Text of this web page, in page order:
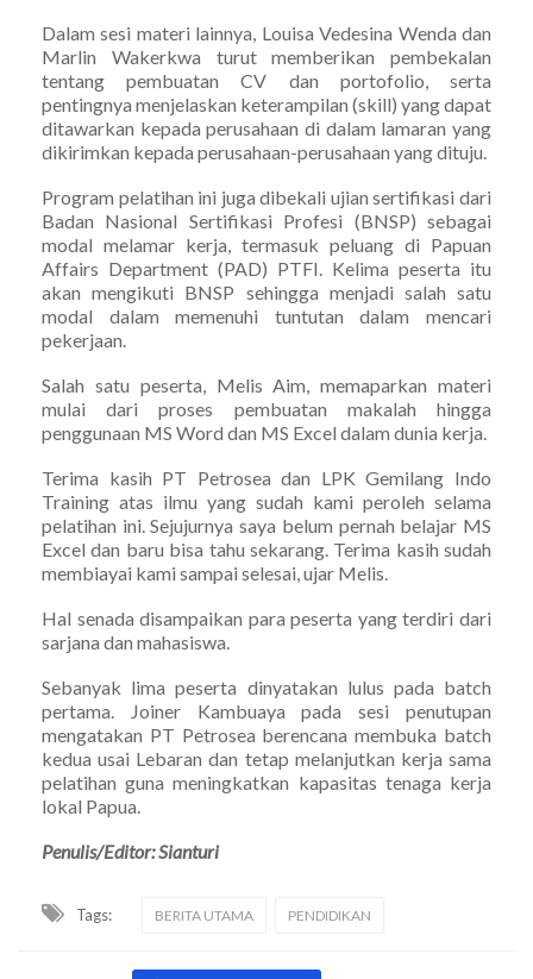
Dalam sesi materi lainnya, Louisa Vedesina Wenda dan
Marlin Wakerkwa turut memberikan pembekalan
tentang pembuatan CV dan portofolio, serta
pentingnya menjelaskan keterampilan (skill) yang dapat
ditawarkan kepada perusahaan di dalam lamaran yang
dikirimkan kepada perusahaan-perusahaan yang dituju.
Program pelatihan ini juga dibekali ujian sertifikasi dari
Badan Nasional Sertifikasi Profesi (BNSP) sebagai
modal melamar kerja, termasuk peluang di Papuan
Affairs Department (PAD) PTFI. Kelima peserta itu
akan mengikuti BNSP sehingga menjadi salah satu
modal dalam memenuhi tuntutan dalam mencari
pekerjaan.
Salah satu peserta, Melis Aim, memaparkan materi
mulai dari proses pembuatan makalah hingga
penggunaan MS Word dan MS Excel dalam dunia kerja.
Terima kasih PT Petrosea dan LPK Gemilang Indo
Training atas ilmu yang sudah kami peroleh selama
pelatihan ini. Sejujurnya saya belum pernah belajar MS
Excel dan baru bisa tahu sekarang. Terima kasih sudah
membiayai kami sampai selesai, ujar Melis.
Hal senada disampaikan para peserta yang terdiri dari
sarjana dan mahasiswa.
Sebanyak lima peserta dinyatakan lulus pada batch
pertama. Joiner Kambuaya pada sesi penutupan
mengatakan PT Petrosea berencana membuka batch
kedua usai Lebaran dan tetap melanjutkan kerja sama
pelatihan guna meningkatkan kapasitas tenaga kerja
lokal Papua.
Penulis/Editor: Sianturi
Tags: BERITA UTAMA PENDIDIKAN